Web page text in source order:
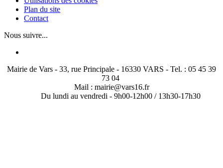
Plan du site
Contact
Nous suivre...
Mairie de Vars - 33, rue Principale - 16330 VARS - Tel. : 05 45 39
73 04
Mail : mairie@vars16.fr
Du lundi au vendredi - 9h00-12h00 / 13h30-17h30